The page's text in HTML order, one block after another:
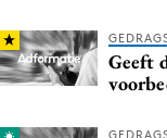
Programmatic
Purpose Marketing
Reputatie & crisis
Geeft